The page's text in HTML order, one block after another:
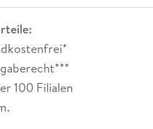
100 Filialen